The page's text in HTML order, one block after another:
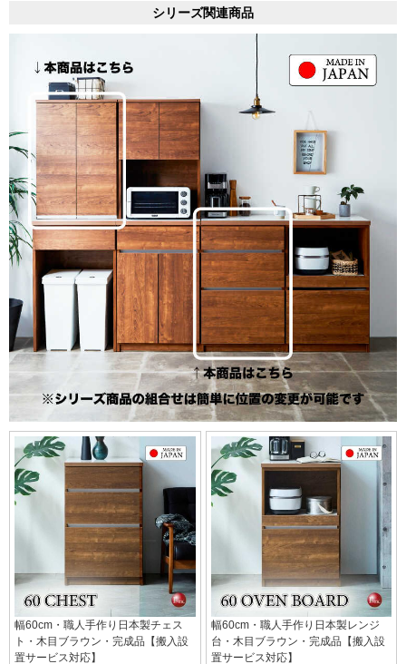
シリーズ関連商品
幅60cm・職人手作り日本製チェス
ト・木目ブラウン・完成品【搬入設
置サービス対応】
幅60cm・職人手作り日本製レンジ
台・木目ブラウン・完成品【搬入設
置サービス対応】